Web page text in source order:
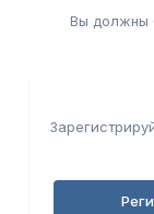
Вы должны